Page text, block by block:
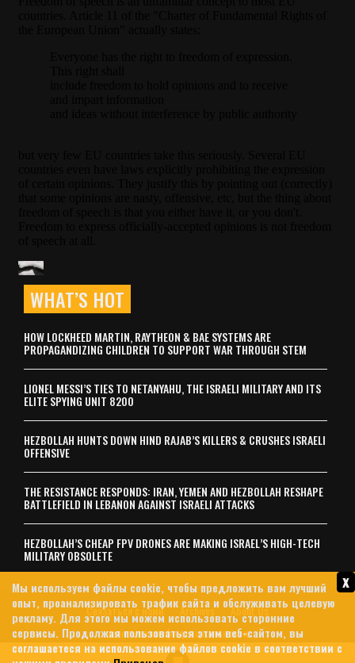
WHAT’S HOT
HOW LOCKHEED MARTIN, RAYTHEON & BAE SYSTEMS ARE
PROPAGANDIZING CHILDREN TO SUPPORT WAR THROUGH STEM
LIONEL MESSI’S TIES TO NETANYAHU, THE ISRAELI MILITARY AND ITS
ELITE SPYING UNIT 8200
HEZBOLLAH HUNTS DOWN HIND RAJAB’S KILLERS & CRUSHES ISRAELI
OFFENSIVE
THE RESISTANCE RESPONDS: IRAN, YEMEN AND HEZBOLLAH RESHAPE
BATTLEFIELD IN LEBANON AGAINST ISRAELI ATTACKS
HEZBOLLAH’S CHEAP FPV DRONES ARE MAKING ISRAEL’S HIGH-TECH
MILITARY OBSOLETE
Связаться с нами Archives
About Us
политика конфиденциальности
x
Мы используем файлы cookie, чтобы предложить вам лучший
опыт, проанализировать трафик сайта и обслуживать целевую
рекламу. Для этого мы можем использовать сторонние
сервисы. Продолжая пользоваться этим веб-сайтом, вы
соглашаетеся на использование файлов cookie в соответствии с